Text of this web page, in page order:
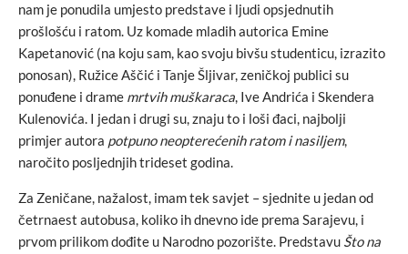
nam je ponudila umjesto predstave i ljudi opsjednutih
prošlošću i ratom. Uz komade mladih autorica Emine
Kapetanović (na koju sam, kao svoju bivšu studenticu, izrazito
ponosan), Ružice Aščić i Tanje Šljivar, zeničkoj publici su
ponuđene i drame mrtvih muškaraca, Ive Andrića i Skendera
Kulenovića. I jedan i drugi su, znaju to i loši đaci, najbolji
primjer autora potpuno neopterećenih ratom i nasiljem,
naročito posljednjih trideset godina.
Za Zeničane, nažalost, imam tek savjet – sjednite u jedan od
četrnaest autobusa, koliko ih dnevno ide prema Sarajevu, i
prvom prilikom dođite u Narodno pozorište. Predstavu Što na